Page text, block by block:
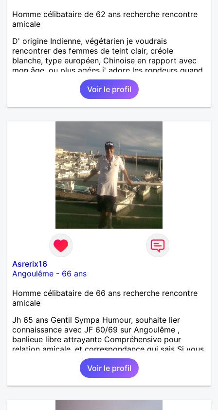
Homme célibataire de 62 ans recherche rencontre
amicale
D' origine Indienne, végétarien je voudrais
rencontrer des femmes de teint clair, créole
blanche, type européen, Chinoise en rapport avec
mon âge, ou plus agées j' adore les rondeurs quand
elles sont mises en valeur,pour aventure suivie, se
voir chez moi, se voir régulièrement si on le désire
tous les deux, une relation simple, sans engagement
le temps qu' on le souhaite
Voir le profil
Asrerix16
Angoulême - 66 ans
Homme célibataire de 66 ans recherche rencontre
amicale
Jh 65 ans Gentil Sympa Humour, souhaite lier
connaissance avec JF 60/69 sur Angoulême ,
banlieue libre attrayante Compréhensive pour
relation amicale ,et correspondance qui sais Si vous
souhaitez me contacter n hésitez pas et je me ferai
un plaisir de Vous répondre Tout amicalement
Voir le profil